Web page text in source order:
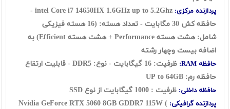
پردازنده مرکزی: intel Core i7 14650HX
1.6GHz up to 5.2Ghz -
حافظه کش 30 مگابایت - تعداد هسته: (16 هسته فیزیکی
شامل: هشت هسته Performance + هشت هسته Efficient) به
اضافه بیست وچهار رشته
حافظه RAM:
ظرفیت: 16 گيگابايت - نوع: DDR5 - قابلیت ارتقاع
حافظه رم: UP to 64GB
حافظه داخلی: ظرفیت : 1000 گیگابایت از نوع SSD
پردازنده گرافیکی: Nvidia GeForce RTX 5060 8GB GDDR7 115W (